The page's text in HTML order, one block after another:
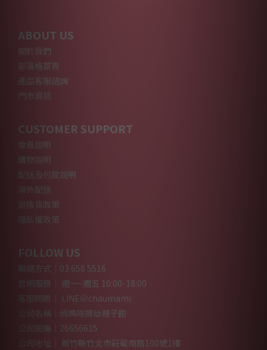
ABOUT US
關於我們
部落格首頁
產品客服諮詢
門市資訊
CUSTOMER SUPPORT
會員說明
購物說明
配送及付款說明
海外配送
退換貨政策
隱私權政策
FOLLOW US
聯絡方式｜03 658 5516
官網服務｜ 週一~週五 10:00-18:00
客服問題｜ LINE＠chaumami
公司名稱｜俏媽咪婦幼親子館
公司統編｜26656615
公司地址｜ 新竹縣竹北市莊敬南路100號1樓